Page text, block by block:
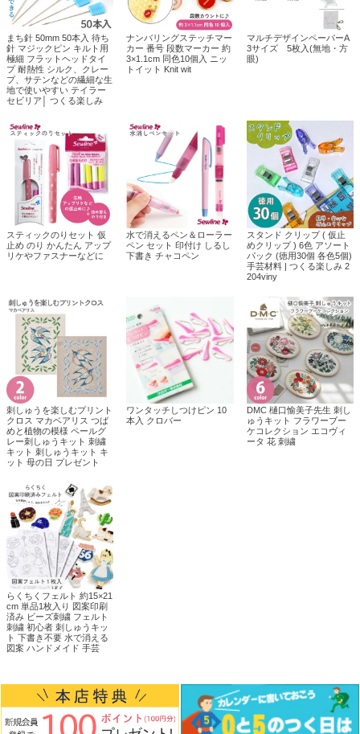
まち針 50mm 50本入 待ち
針 マジックピン キルト用
極細 フラットヘッドタイ
プ 耐熱性 シルク、クレー
プ、サテンなどの繊細な生
地で使いやすい テイラー
セビリア│ つくる楽しみ
ナンバリングステッチマー
カー 番号 段数マーカー 約
3×1.1cm 同色10個入 ニッ
トイット Knit wit
マルチデザインペーパーA
3サイズ 5枚入(無地・方
眼)
スティックのりセット 仮
止め のり かんたん アップ
リケやファスナーなどに
水で消えるペン＆ローラー
ペン セット 印付け しるし
下書き チャコペン
スタンド クリップ ( 仮止
めクリップ ) 6色 アソート
パック (徳用30個 各色5個)
手芸材料 | つくる楽しみ 2
204viny
刺しゅうを楽しむプリント
クロス マカベアリス つば
めと植物の模様 ペールグ
レー刺しゅうキット 刺繍
キット 刺しゅうキット キ
ット 母の日 プレゼント
ワンタッチしつけピン 10
本入 クロバー
DMC 樋口愉美子先生 刺し
ゅうキット フラワーブー
ケコレクション エコヴィ
ータ 花 刺繍
らくちくフェルト 約15×21
cm 単品1枚入り 図案印刷
済み ビーズ刺繍 フェルト
刺繍 初心者 刺しゅうキッ
ト 下書き不要 水で消える
図案 ハンドメイド 手芸